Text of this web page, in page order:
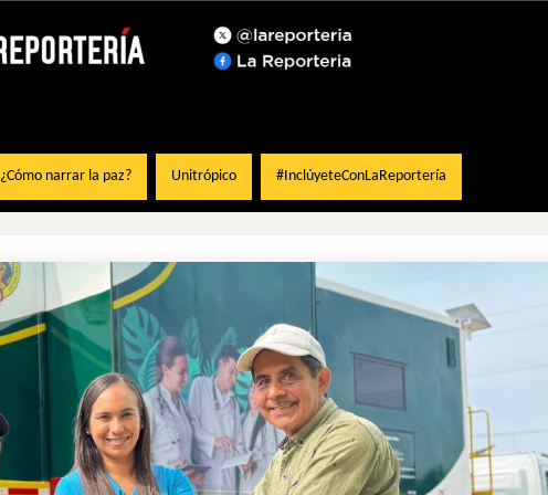
¿Cómo narrar la paz? Unitrópico #InclúyeteConLaReportería